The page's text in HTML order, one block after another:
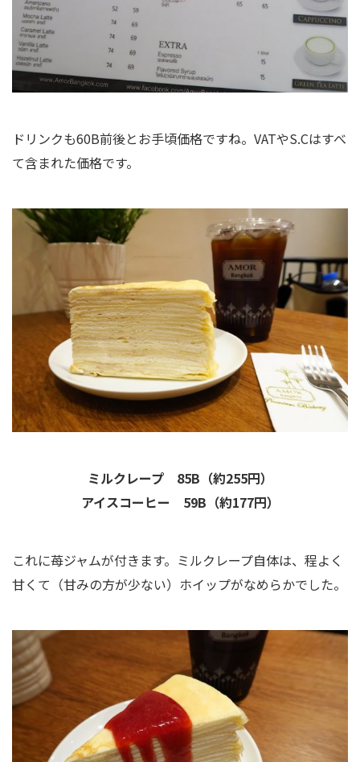
ドリンクも60B前後とお手頃価格ですね。VATやS.Cはすべ
て含まれた価格です。
ミルクレープ 85B（約255円）
アイスコーヒー 59B（約177円）
これに苺ジャムが付きます。ミルクレープ自体は、程よく
甘くて（甘みの方が少ない）ホイップがなめらかでした。